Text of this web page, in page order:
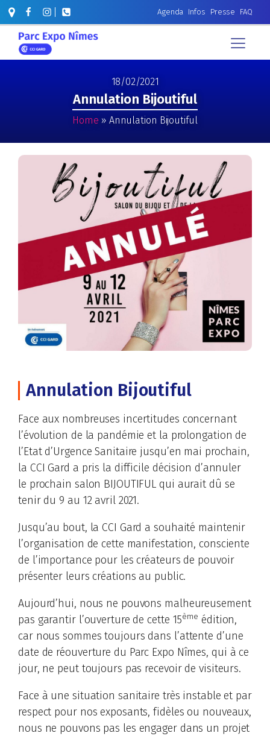
Agenda Infos Presse FAQ
18/02/2021
Annulation Bijoutiful
Home » Annulation Bijoutiful
Annulation Bijoutiful
Face aux nombreuses incertitudes concernant
l’évolution de la pandémie et la prolongation de
l’Etat d’Urgence Sanitaire jusqu’en mai prochain,
la CCI Gard a pris la difficile décision d’annuler
le prochain salon BIJOUTIFUL qui aurait dû se
tenir du 9 au 12 avril 2021.
Jusqu’au bout, la CCI Gard a souhaité maintenir
l’organisation de cette manifestation, consciente
de l’importance pour les créateurs de pouvoir
présenter leurs créations au public.
Aujourd’hui, nous ne pouvons malheureusement
pas garantir l’ouverture de cette 15ème édition,
car nous sommes toujours dans l’attente d’une
date de réouverture du Parc Expo Nîmes, qui à ce
jour, ne peut toujours pas recevoir de visiteurs.
Face à une situation sanitaire très instable et par
respect pour nos exposants, fidèles ou nouveaux,
nous ne pouvons pas les engager dans un projet